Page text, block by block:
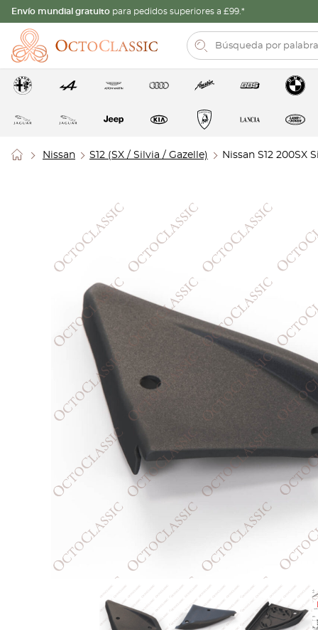
Envío mundial gratuito para pedidos superiores a £99.*
Nissan S12 (SX / Silvia / Gazelle) Nissan S12 200SX